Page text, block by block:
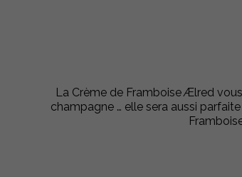
La Crème de Framboise Ælred
champagne … elle sera aussi